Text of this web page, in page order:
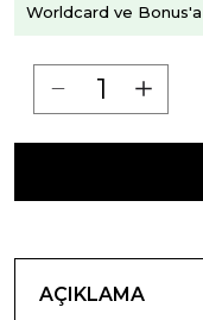
Worldcard ve
AÇIKLAMA